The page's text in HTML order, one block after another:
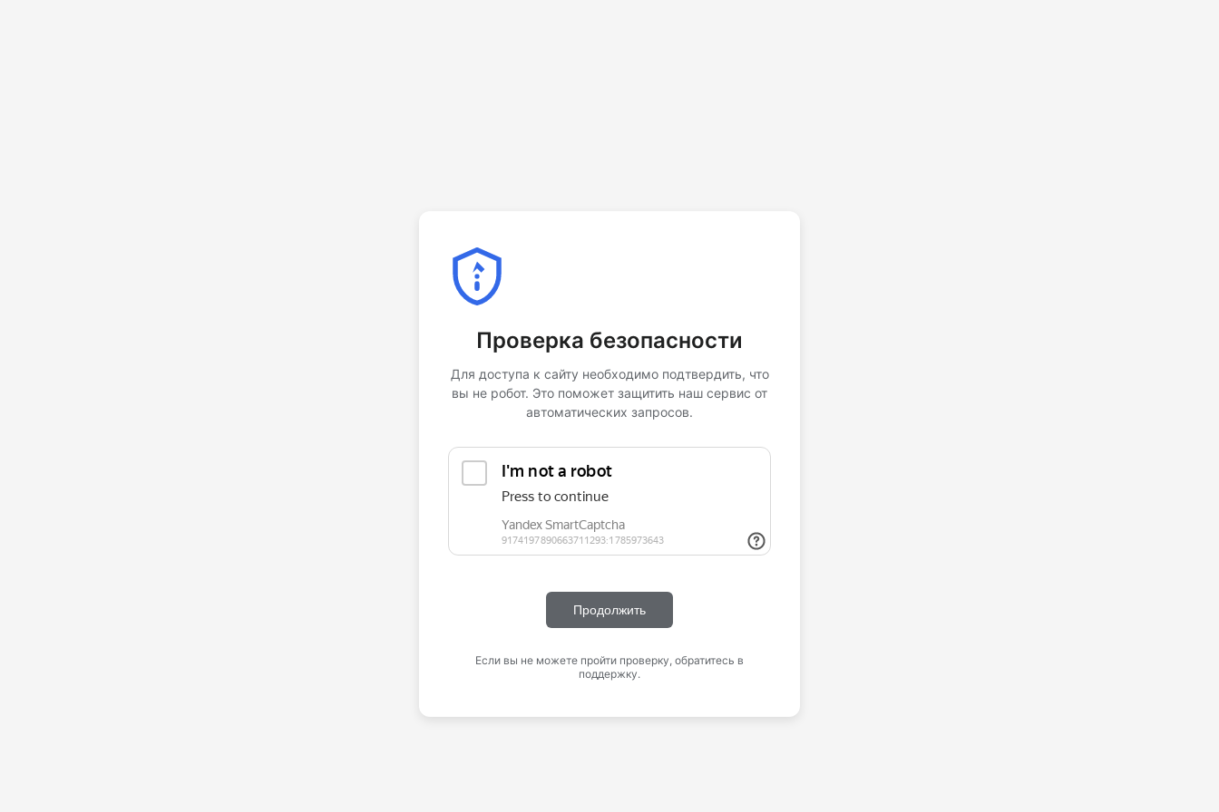
Проверка безопасности
Для доступа к сайту необходимо подтвердить, что
вы не робот. Это поможет защитить наш сервис от
автоматических запросов.
Продолжить
Если вы не можете пройти проверку, обратитесь в
поддержку.